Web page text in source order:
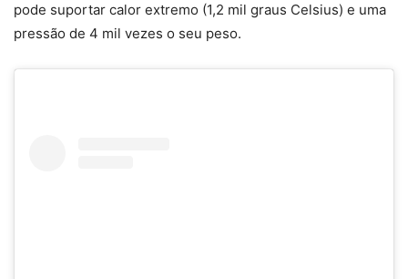
pode suportar calor extremo (1,2 mil graus Celsius) e uma
pressão de 4 mil vezes o seu peso.